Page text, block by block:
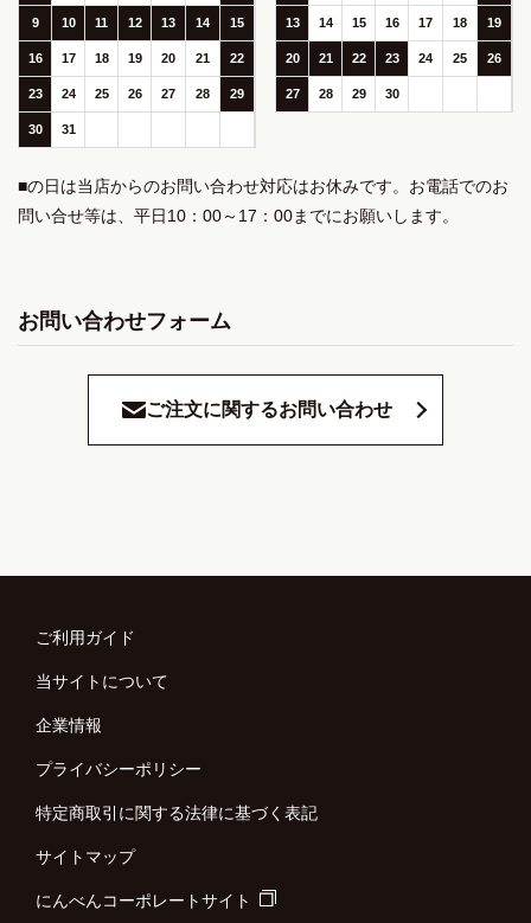
9 10 11 12 13 14 15
16 17 18 19 20 21 22
23 24 25 26 27 28 29
30 31
13 14 15 16 17 18 19
20 21 22 23 24 25 26
27 28 29 30
■の日は当店からのお問い合わせ対応はお休みです。お電話でのお
問い合せ等は、平日10：00～17：00までにお願いします。
お問い合わせフォーム
ご注文に関するお問い合わせ
ご利用ガイド
当サイトについて
企業情報
プライバシーポリシー
特定商取引に関する法律に基づく表記
サイトマップ
にんべんコーポレートサイト